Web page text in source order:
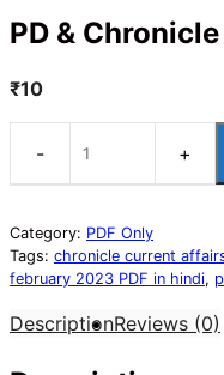
PD &
₹10
Chronicle
February
2023
in
Hindi
Category: PDF Only
Tags: chronicle current
february 2023 PDF in hindi,
DescriptionReviews (0)